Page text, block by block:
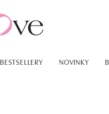
BESTSELLERY NOVINKY